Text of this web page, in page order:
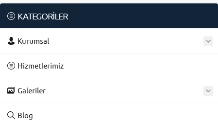
KATEGORİLER
Kurumsal
Hizmetlerimiz
Galeriler
Blog